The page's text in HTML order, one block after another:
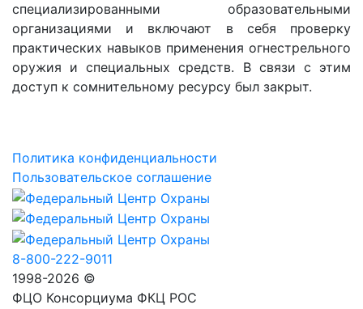
специализированными образовательными
организациями и включают в себя проверку
практических навыков применения огнестрельного
оружия и специальных средств. В связи с этим
доступ к сомнительному ресурсу был закрыт.
Политика конфиденциальности
Пользовательское соглашение
8-800-222-9011
1998-2026 ©
ФЦО Консорциума ФКЦ РОС